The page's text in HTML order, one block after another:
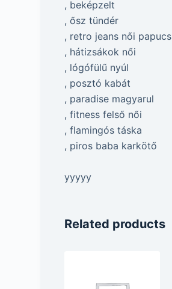
, beképzelt
, ősz tündér
, retro jeans női papucs
, hátizsákok női
, lógófülű nyúl
, posztó kabát
, paradise magyarul
, fitness felső női
, flamingós táska
, piros baba karkötő
yyyyy
Related products